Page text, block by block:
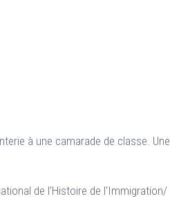
à une camarade de classe. Une
de l'Histoire de l'Immigration/